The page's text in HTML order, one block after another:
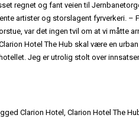
regnet og fant veien til
artister og storslagent fyrverkeri. –
var det ingen tvil om at vi måtte
Hotel The Hub skal være en
Jeg er utrolig stolt over
Clarion Hotel , Clarion Hotel The